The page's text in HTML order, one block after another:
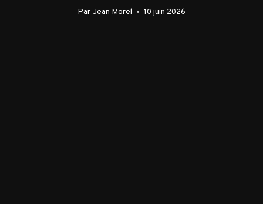
Par Jean Morel 10 juin 2026